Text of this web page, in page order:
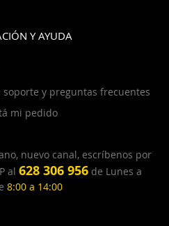
Y AYUDA
soporte y preguntas frecuentes
mi pedido
nuevo canal, escríbenos por
al 628 306 956de Lunes a
8:00 a 14:00